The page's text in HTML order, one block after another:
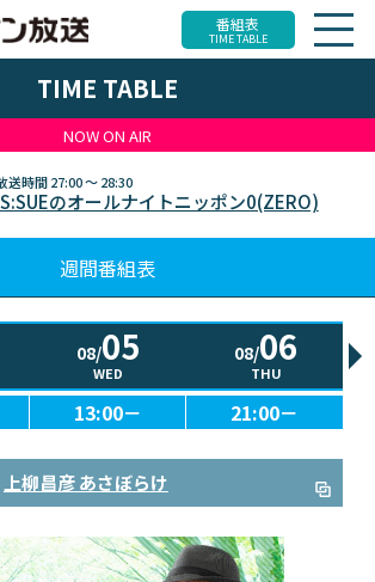
番組表
TIME TABLE
TIME TABLE
NOW ON AIR
送時間27:00 ～ 28:30
のオールナイトニッポン0(ZERO)
週間番組表
08/05
WED
08/06
THU
13:00－ 21:00－
上柳昌彦 あさぼらけ